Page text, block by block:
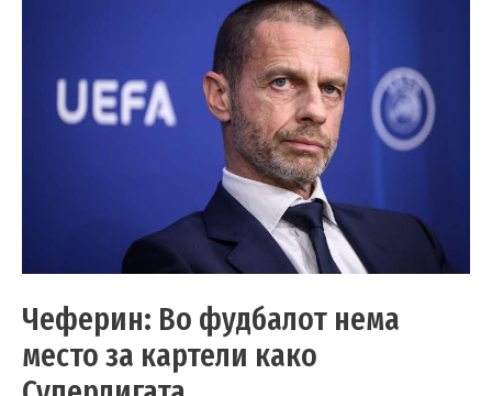
Чеферин: Во фудбалот нема
место за картели како